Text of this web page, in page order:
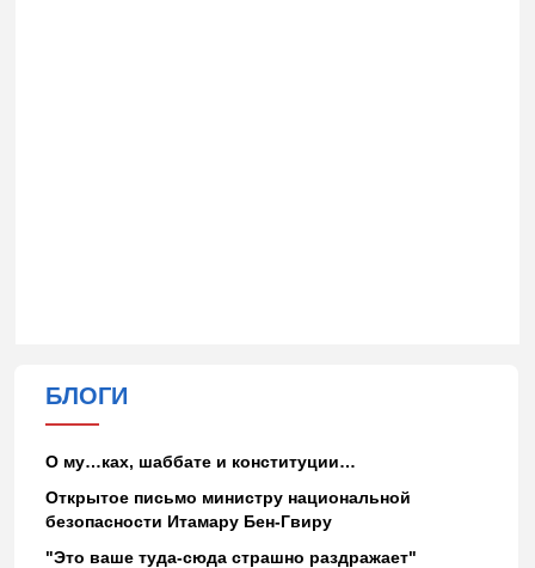
БЛОГИ
О му…ках, шаббате и конституции…
Открытое письмо министру национальной
безопасности Итамару Бен-Гвиру
"Это ваше туда-сюда страшно раздражает"